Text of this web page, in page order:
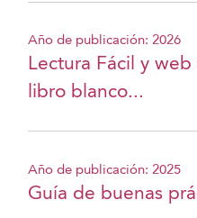
Año de publicación: 2026
Lectura Fácil y
libro blanco...
Año de publicación: 2025
Guía de buenas